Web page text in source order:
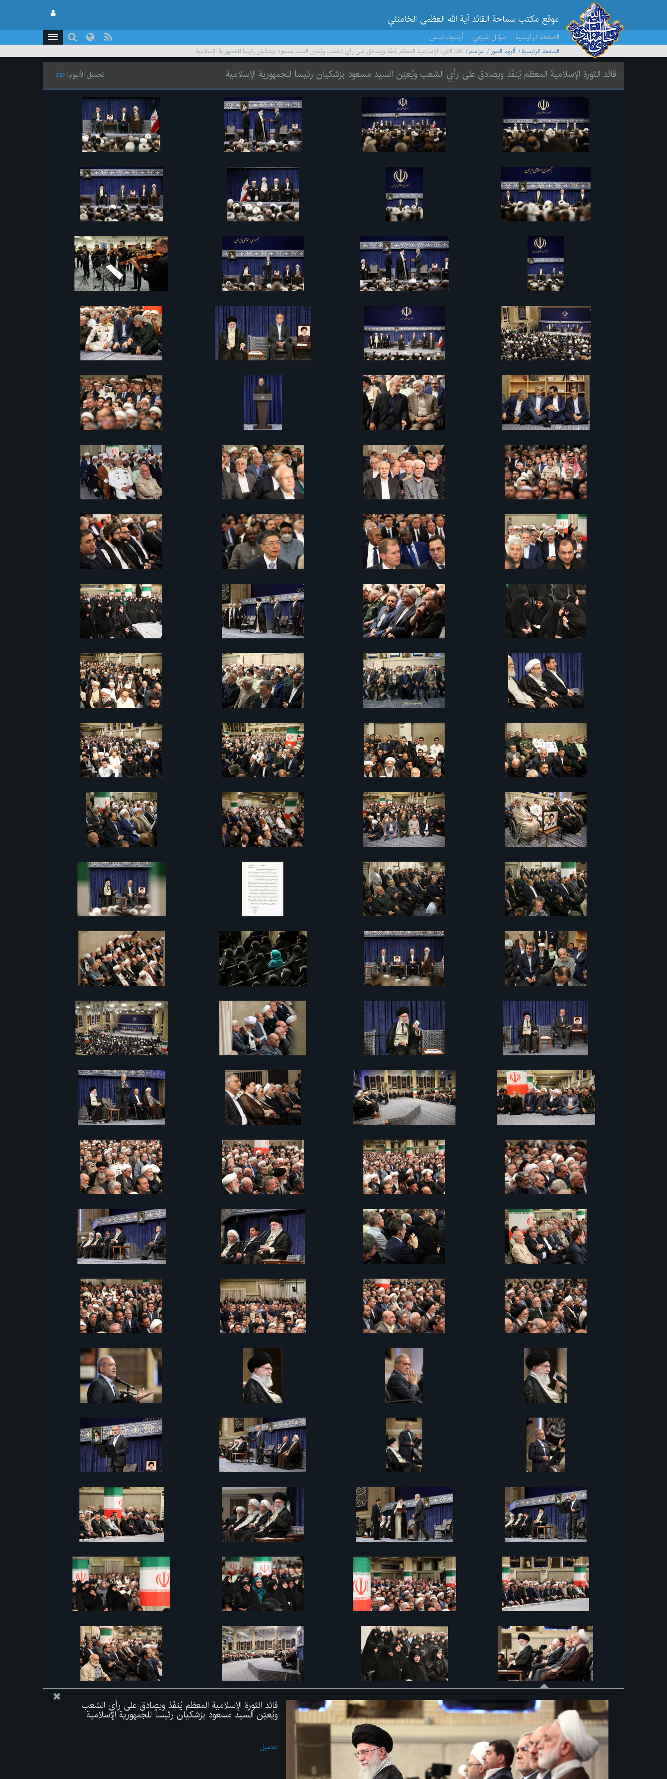
موقع مکتب سماحة القائد آية الله العظمى الخامنئي
الصفحة الرئيسية سؤال شرعي أرشيف شامل
الصفحة الرئيسية ألبوم الصور مراسم قائد الثورة الإسلامية المعظم يُنفّذ ويصادق على رأي الشعب ويُعيّن السيد مسعود بزشكيان رئيساً للجمهورية الإسلامية
قائد الثورة الإسلامية المعظم يُنفّذ ويصادق على رأي الشعب ويُعيّن السيد مسعود بزشكيان رئيساً للجمهورية الإسلامية تحميل الألبوم: zip
قائد الثورة الإسلامية المعظم يُنفّذ ويصادق على رأي الشعب
ويُعيّن السيد مسعود بزشكيان رئيساً للجمهورية الإسلامية
تحميل